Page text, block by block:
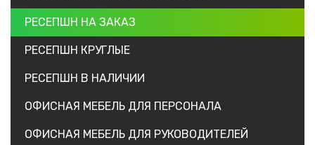
РЕСЕПШН НА ЗАКАЗ
РЕСЕПШН КРУГЛЫЕ
РЕСЕПШН В НАЛИЧИИ
ОФИСНАЯ МЕБЕЛЬ ДЛЯ ПЕРСОНАЛА
ОФИСНАЯ МЕБЕЛЬ ДЛЯ РУКОВОДИТЕЛЕЙ